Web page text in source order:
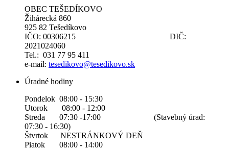
OBEC TEŠEDÍKOVO
Žihárecká 860
925 82 Tešedíkovo
IČO: 00306215 DIČ:
2021024060
Tel.: 031 77 95 411
e-mail: tesedikovo@tesedikovo.sk
Úradné hodiny
Pondelok 08:00 - 15:30
Utorok 08:00 - 12:00
Streda 07:30 -17:00 (Stavebný úrad:
07:30 - 16:30)
Štvrtok NESTRÁNKOVÝ DEŇ
Piatok 08:00 - 14:00